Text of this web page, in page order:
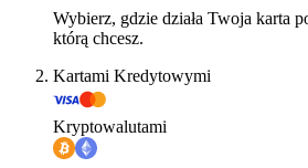
Wybierz, gdzie działa Twoja karta
którą chcesz.
Kartami Kredytowymi
Kryptowalutami